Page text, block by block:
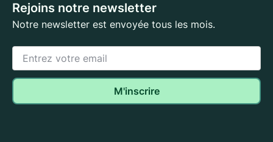
Rejoins notre newsletter
Notre newsletter est envoyée tous les mois.